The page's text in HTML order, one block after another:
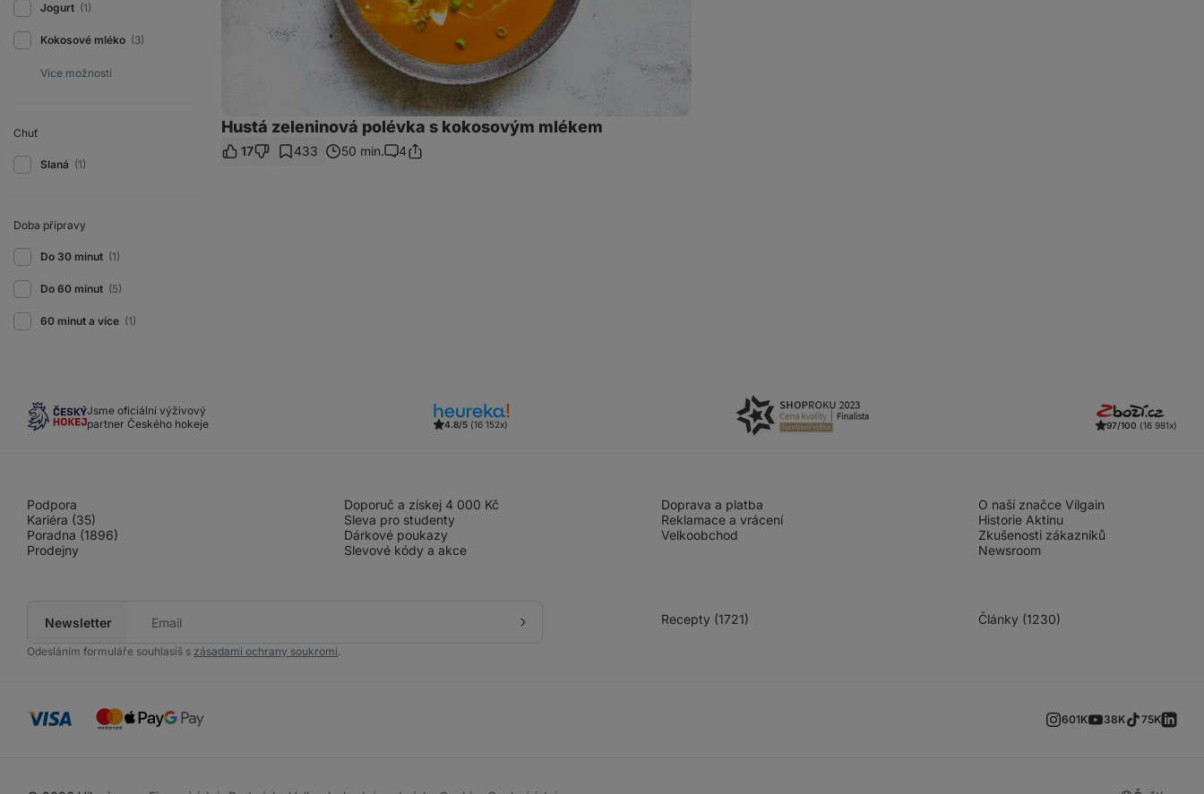
Jogurt (1)
Kokosové mléko (3)
Chuť
Slaná (1)
Doba přípravy
Do 30 minut (1)
Do 60 minut (5)
60 minut a více (1)
Hustá zeleninová polévka s kokosovým mlékem
17 433 50 min.
Komentáře
4Sdílet
Jsme oficiální výživový
partner Českého hokeje
4.8/5 (16 152x) 97/100 (16 981x)
Podpora
Kariéra (35)
Poradna (1896)
Prodejny
Doporuč a získej 4 000 Kč
Sleva pro studenty
Dárkové poukazy
Slevové kódy a akce
Doprava a platba
Reklamace a vrácení
Velkoobchod
O naší značce Vilgain
Historie Aktinu
Zkušenosti zákazníků
Newsroom
Newsletter
mail
Přihlásit
Odesláním formuláře souhlasíš s zásadami ochrany soukromí.
Recepty (1721) Články (1230)
601K 38K 75K